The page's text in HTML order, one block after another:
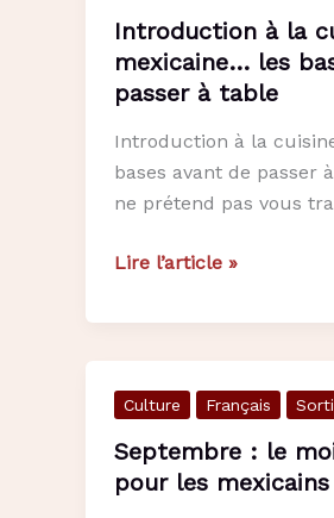
Introduction à la
mexicaine… les
passer à table
Introduction à la
bases avant de passer
ne prétend pas vous
Introduction
la
mexicaine…
les
bases
avant
Lire l’article »
Culture Français
Septembre : le
pour les mexicains